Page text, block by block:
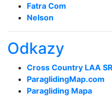
Fatra Com
Nelson
Odkazy
Cross Country LAA
ParaglidingMap­.com
Paragliding Mapa